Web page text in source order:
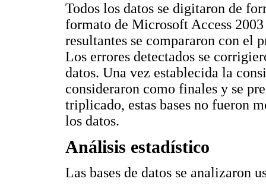
Todos los datos se digitaron de
formato de Microsoft Access
resultantes se compararon con el
Los errores detectados se
datos. Una vez establecida la
consideraron como finales y se
triplicado, estas bases no fueron
los datos.
Análisis estadístico
Las bases de datos se analizaron